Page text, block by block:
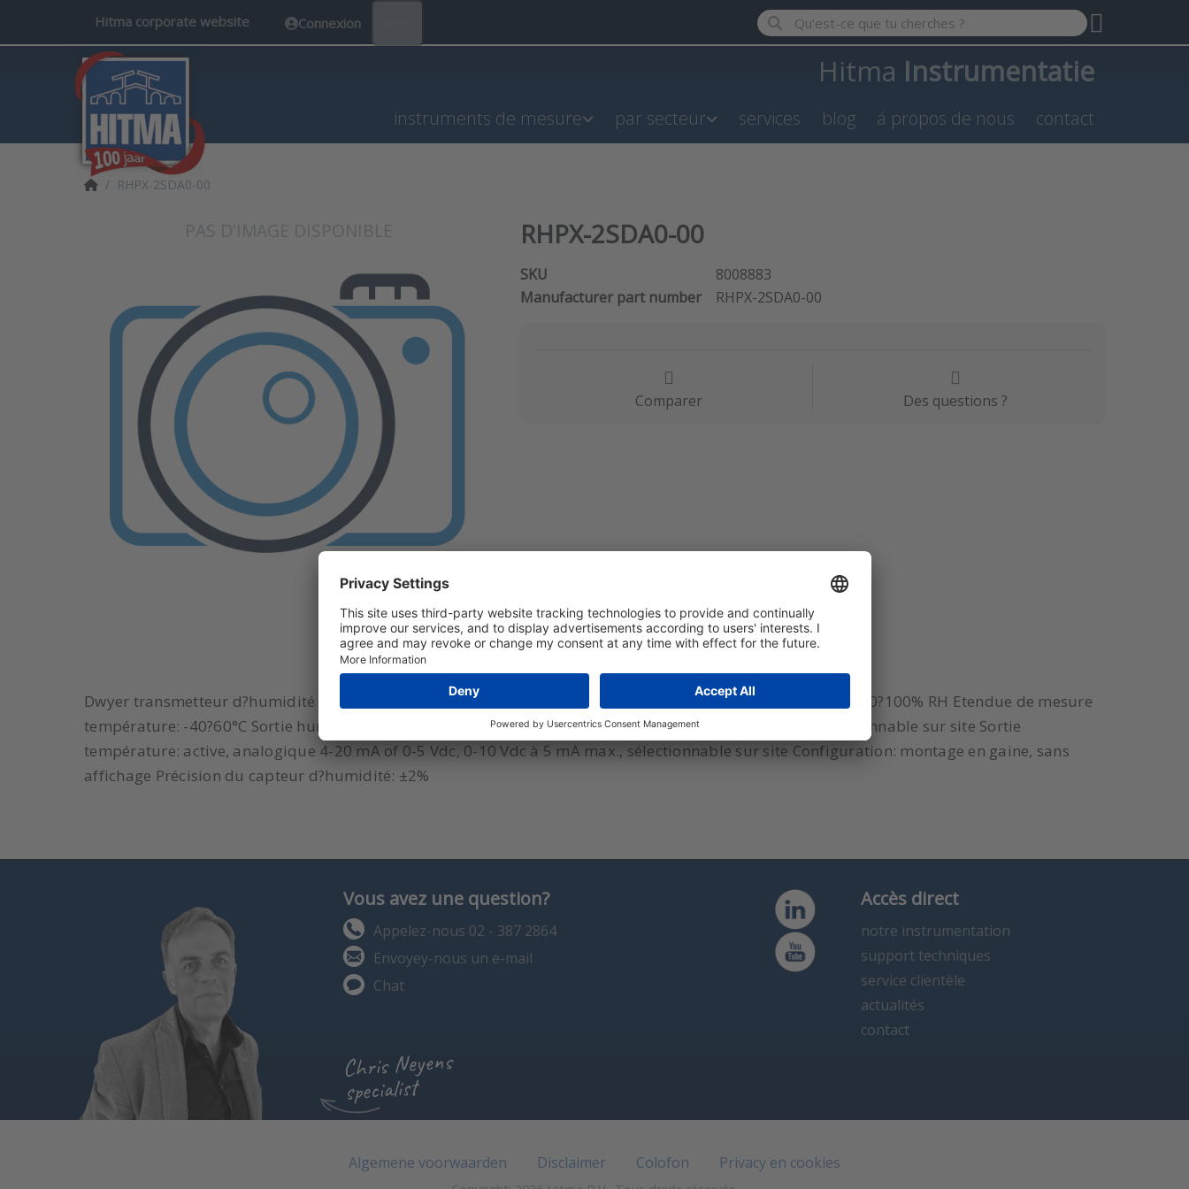
Hitma corporate website Connexion Enter a search term. Results will appear automatically as you
Hitma Instrumentatie
instruments de mesure par secteur services blog á propos de nous contact
AccueilRHPX-2SDA0-00
RHPX-2SDA0-00
SKU
8008883
Manufacturer part number
RHPX-2SDA0-00
Comparer Des questions ?
Dwyer transmetteur d?humidité et de température Modèle: RHPX-2SDA0-00 Etendue de mesure d?humidité: 0?100% RH Etendue de mesure
température: -40?60°C Sortie humidité: active, analogique 4-20 mA of 0-5 Vdc, 0-10 Vdc à 5 mA max., sélectionnable sur site Sortie
température: active, analogique 4-20 mA of 0-5 Vdc, 0-10 Vdc à 5 mA max., sélectionnable sur site Configuration: montage en gaine, sans
affichage Précision du capteur d?humidité: ±2%
Vous avez une question?
Appelez-nous 02 - 387 2864
Envoyey-nous un e-mail
Chat
Chris Neyens
specialist
Accès direct
notre instrumentation
support techniques
service clientèle
actualités
contact
Algemene voorwaarden Disclaimer Colofon Privacy en cookies